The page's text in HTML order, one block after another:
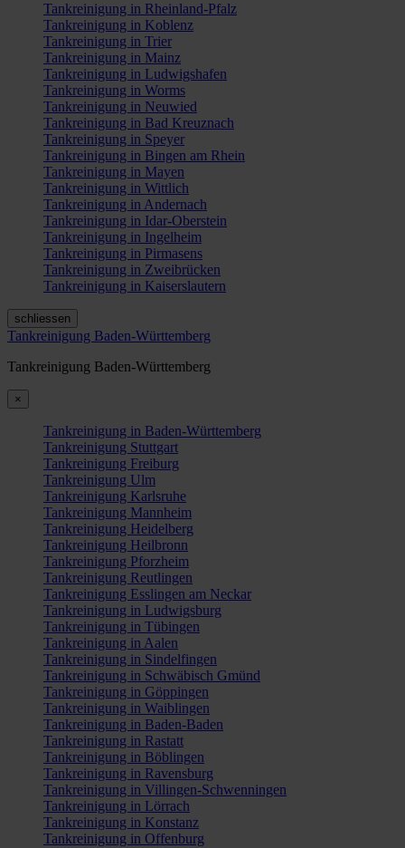
Tankreinigung in Rheinland-Pfalz
Tankreinigung in Koblenz
Tankreinigung in Trier
Tankreinigung in Mainz
Tankreinigung in Ludwigshafen
Tankreinigung in Worms
Tankreinigung in Neuwied
Tankreinigung in Bad Kreuznach
Tankreinigung in Speyer
Tankreinigung in Bingen am Rhein
Tankreinigung in Mayen
Tankreinigung in Wittlich
Tankreinigung in Andernach
Tankreinigung in Idar-Oberstein
Tankreinigung in Ingelheim
Tankreinigung in Pirmasens
Tankreinigung in Zweibrücken
Tankreinigung in Kaiserslautern
schliessen
Tankreinigung Baden-Württemberg
Tankreinigung Baden-Württemberg
×
Tankreinigung in Baden-Württemberg
Tankreinigung Stuttgart
Tankreinigung Freiburg
Tankreinigung Ulm
Tankreinigung Karlsruhe
Tankreinigung Mannheim
Tankreinigung Heidelberg
Tankreinigung Heilbronn
Tankreinigung Pforzheim
Tankreinigung Reutlingen
Tankreinigung Esslingen am Neckar
Tankreinigung in Ludwigsburg
Tankreinigung in Tübingen
Tankreinigung in Aalen
Tankreinigung in Sindelfingen
Tankreinigung in Schwäbisch Gmünd
Tankreinigung in Göppingen
Tankreinigung in Waiblingen
Tankreinigung in Baden-Baden
Tankreinigung in Rastatt
Tankreinigung in Böblingen
Tankreinigung in Ravensburg
Tankreinigung in Villingen-Schwenningen
Tankreinigung in Lörrach
Tankreinigung in Konstanz
Tankreinigung in Offenburg